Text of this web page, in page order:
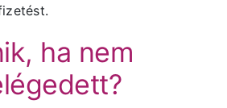
nyilvántartó
ha nem